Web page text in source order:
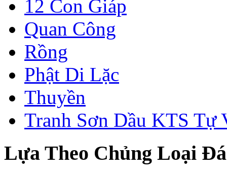
12 Con Giáp
Quan Công
Rồng
Phật Di Lặc
Thuyền
Tranh Sơn Dầu KTS Tự
Lựa Theo Chủng Loại Đá